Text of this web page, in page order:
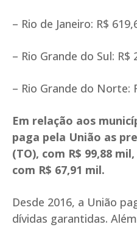
– Rio de Janeiro: R$
– Rio Grande do Sul: R$
– Rio Grande do Norte:
Em relação aos
paga pela União as
(TO), com R$ 99,88
com R$ 67,91 mil.
Desde 2016, a União
dívidas garantidas.